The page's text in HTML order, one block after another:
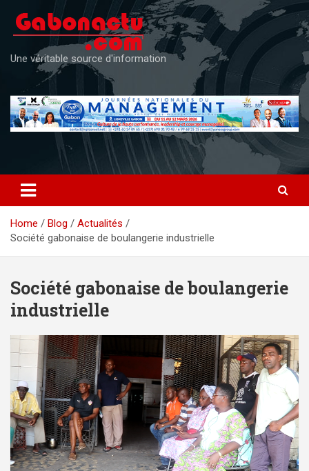
content
Une véritable source d'information
Home Blog
Actualités
Société gabonaise de boulangerie industrielle
Société gabonaise de boulangerie
industrielle